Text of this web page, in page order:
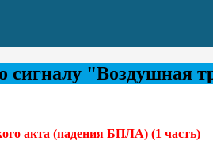
сигналу "Воздушная
акта (падения БПЛА) (1 часть)